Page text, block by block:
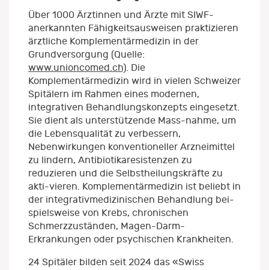
Über 1000 Ärztinnen und Ärzte mit SIWF-
anerkannten Fähigkeitsausweisen praktizieren
ärztliche Komplementärmedizin in der
Grundversorgung (Quelle:
www.unioncomed.ch) . Die
Komplementärmedizin wird in vielen Schweizer
Spitälern im Rahmen eines modernen,
integrativen Behandlungskonzepts eingesetzt.
Sie dient als unterstützende Mass-nahme, um
die Lebensqualität zu verbessern,
Nebenwirkungen konventioneller Arzneimittel
zu lindern, Antibiotikaresistenzen zu
reduzieren und die Selbstheilungskräfte zu
akti-vieren. Komplementärmedizin ist beliebt in
der integrativmedizinischen Behandlung bei-
spielsweise von Krebs, chronischen
Schmerzzuständen, Magen-Darm-
Erkrankungen oder psychischen Krankheiten.
24 Spitäler bilden seit 2024 das «Swiss